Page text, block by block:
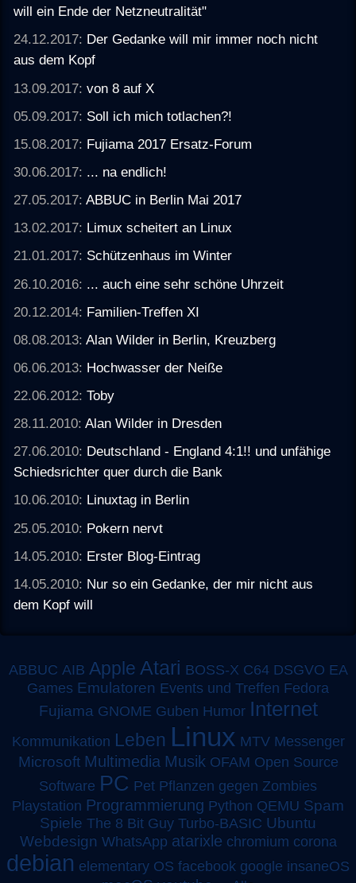
will ein Ende der Netzneutralität"
24.12.2017: Der Gedanke will mir immer noch nicht
aus dem Kopf
13.09.2017:von 8 auf X
05.09.2017: Soll ich mich totlachen?!
15.08.2017: Fujiama 2017 Ersatz-Forum
30.06.2017: ... na endlich!
27.05.2017:ABBUC in Berlin Mai 2017
13.02.2017: Limux scheitert an Linux
21.01.2017: Schützenhaus im Winter
26.10.2016: ... auch eine sehr schöne Uhrzeit
20.12.2014: Familien-Treffen XI
08.08.2013:Alan Wilder in Berlin, Kreuzberg
06.06.2013: Hochwasser der Neiße
22.06.2012:Toby
28.11.2010:Alan Wilder in Dresden
27.06.2010: Deutschland - England 4:1!! und unfähige
Schiedsrichter quer durch die Bank
10.06.2010: Linuxtag in Berlin
25.05.2010: Pokern nervt
14.05.2010: Erster Blog-Eintrag
14.05.2010: Nur so ein Gedanke, der mir nicht aus
dem Kopf will
ABBUC AIB Apple Atari BOSS-X C64 DSGVO EA
Games Emulatoren Events und Treffen Fedora
Fujiama GNOME Guben Humor Internet
Kommunikation Leben Linux MTV Messenger
Microsoft Multimedia Musik OFAM Open Source
Software PC Pet Pflanzen gegen Zombies
Playstation Programmierung Python QEMU Spam
Spiele The 8 Bit Guy Turbo-BASIC Ubuntu
Webdesign WhatsApp atarixle chromium corona
debian elementary OS facebook google insaneOS